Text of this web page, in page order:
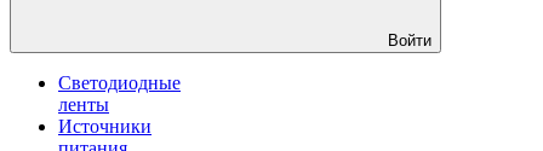
Войти
Светодиодные
ленты
Источники